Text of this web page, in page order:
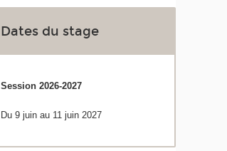
Dates du stage
Session 2026-2027
Du 9 juin au 11 juin 2027